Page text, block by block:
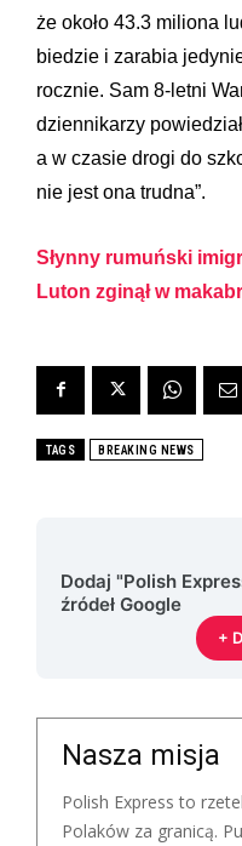
że około 43.3 miliona
biedzie i zarabia
rocznie. Sam 8-letni
dziennikarzy
a w czasie drogi do
nie jest ona trudna”.
Słynny rumuński
Luton zginął w
TAGS BREAKING NEWS
Dodaj "Polish
źródeł Google
+
Nasza misja
Polish Express to
Polaków za granicą.